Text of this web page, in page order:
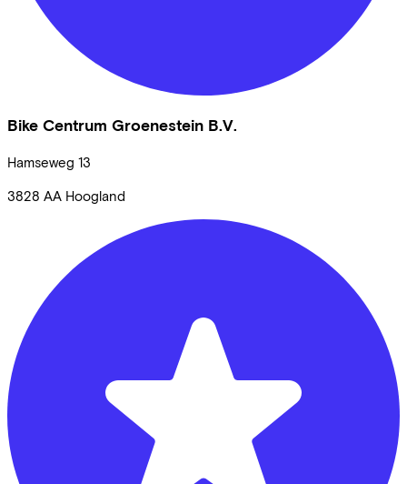
Bike Centrum Groenestein B.V.
Hamseweg 13
3828 AA Hoogland